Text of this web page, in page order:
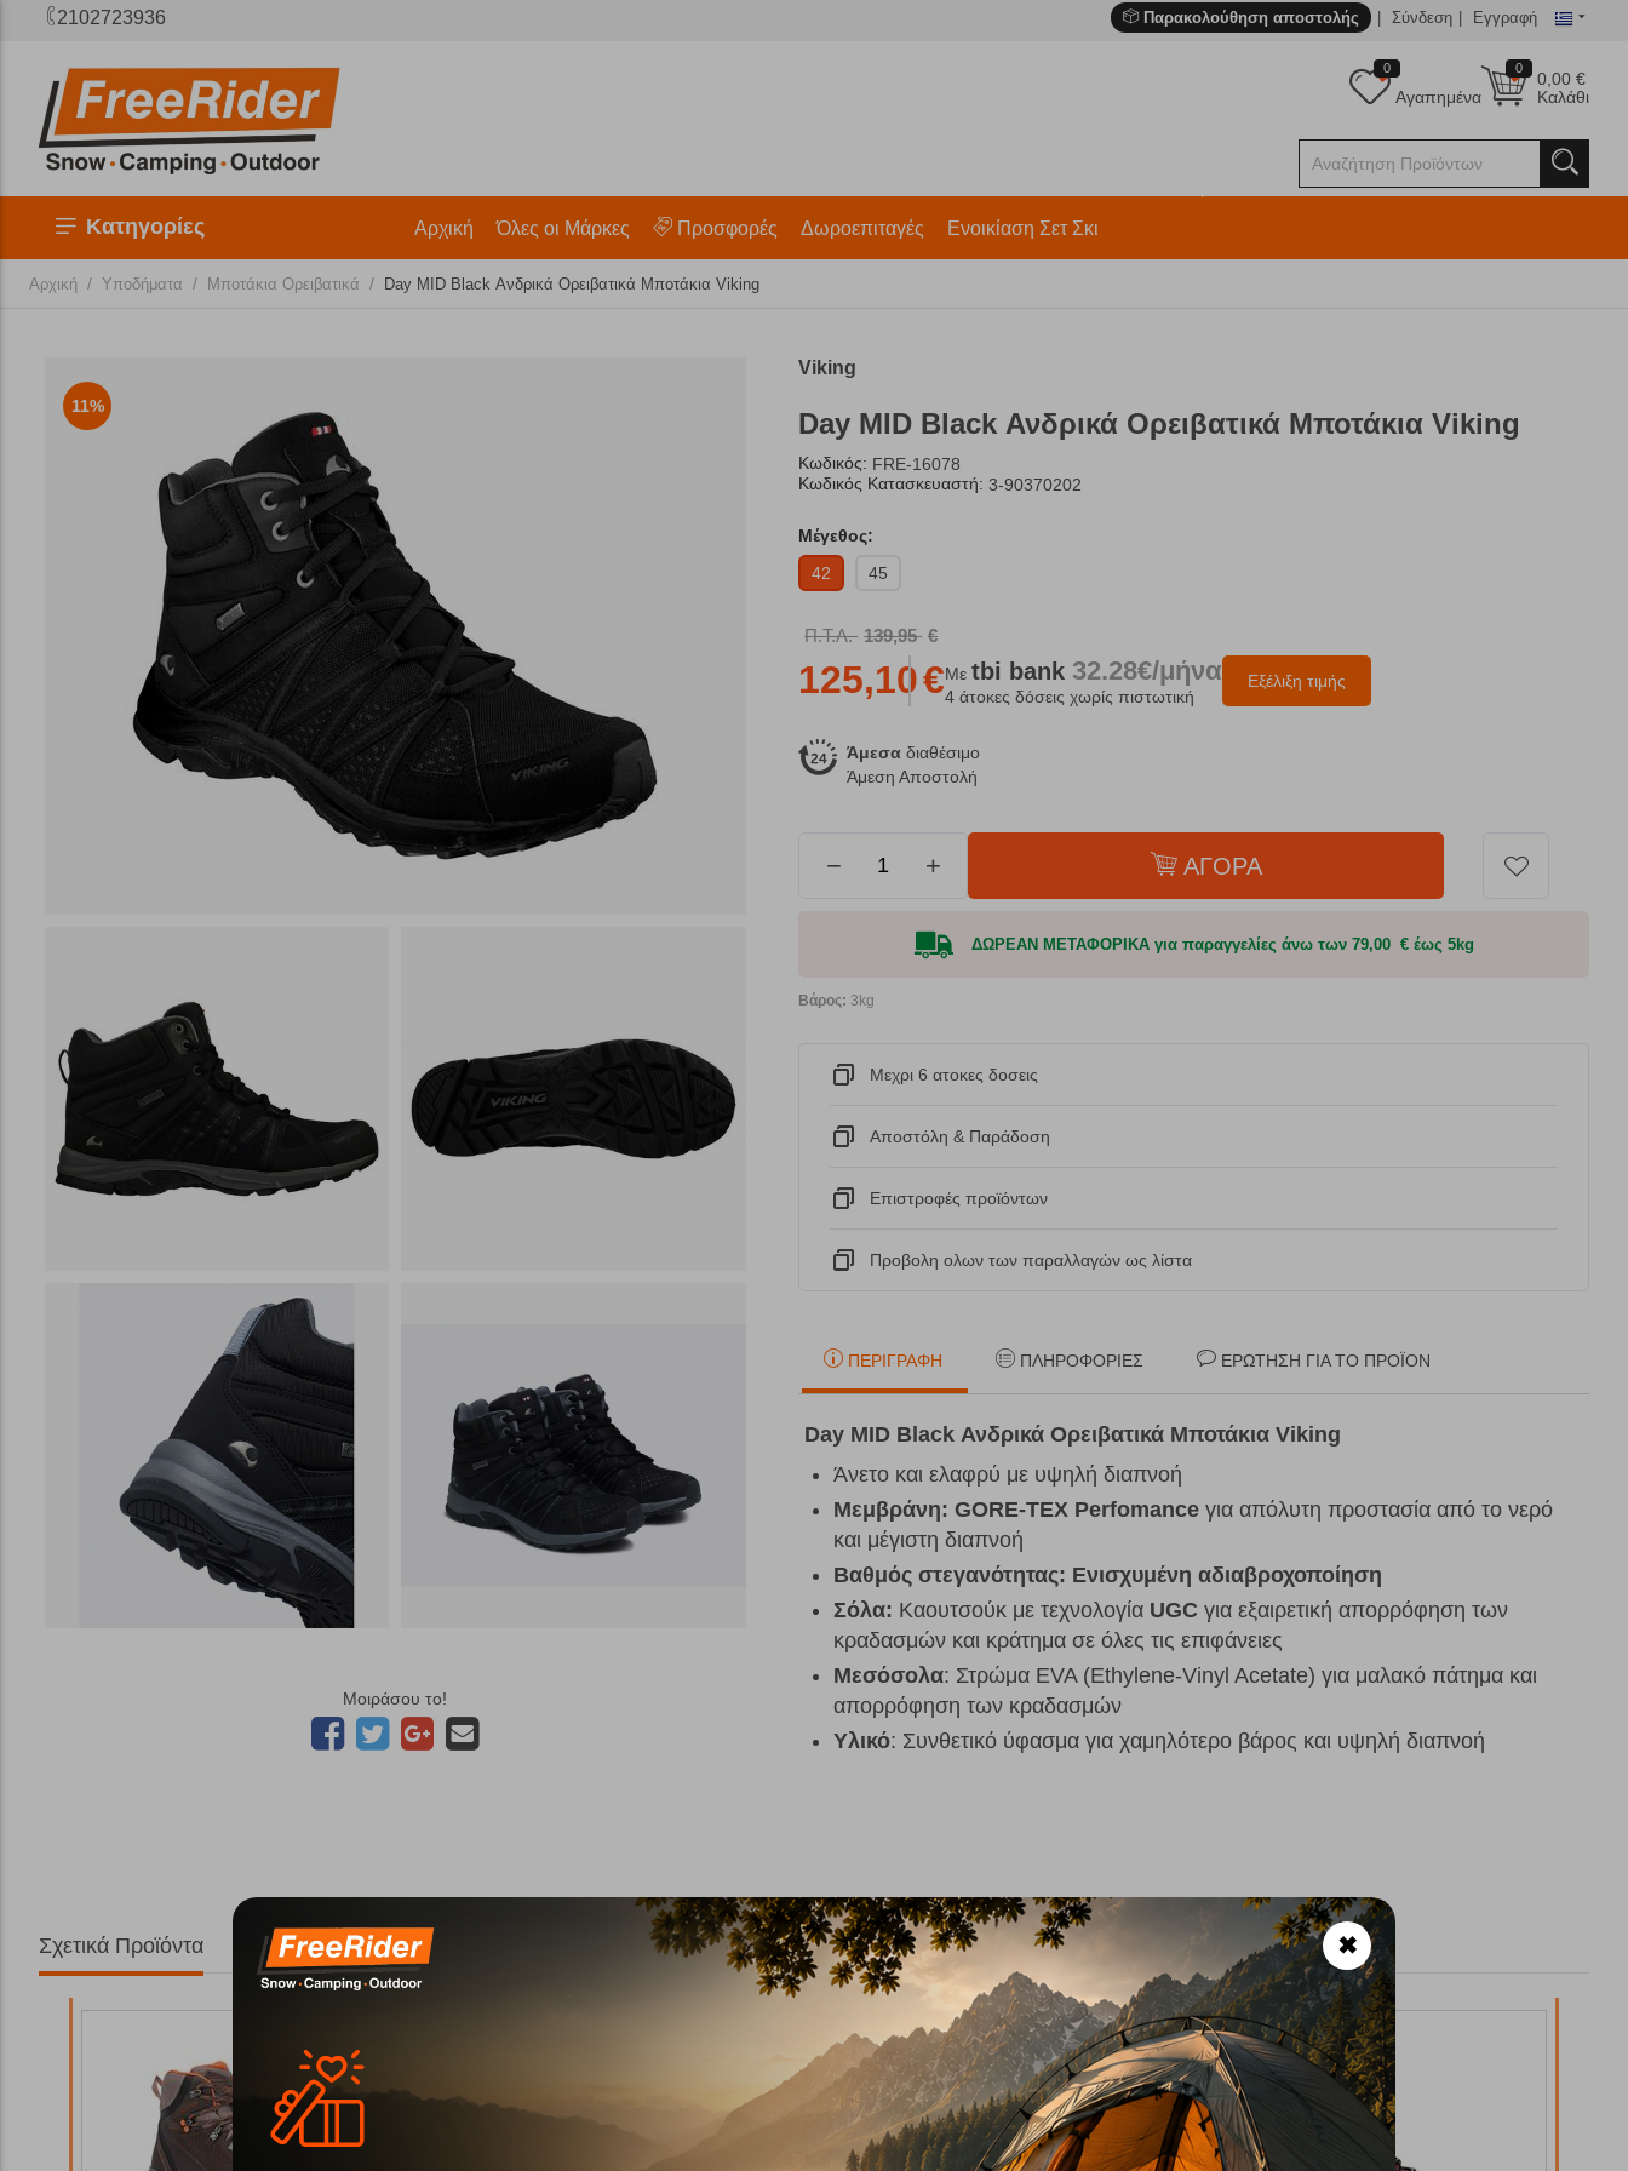
2102723936 Παρακολούθηση αποστολής Σύνδεση Εγγραφή
0
0,00€
Καλάθι
0
Αγαπημένα
Κατηγορίες Αρχική Όλες οι Μάρκες Προσφορές Δωροεπιταγές Ενοικίαση Σετ Σκι
Αρχική / Υποδήματα / Μποτάκια Ορειβατικά / Day MID Black Ανδρικά Ορειβατικά Μποτάκια Viking
11%
Μοιράσου το!
Viking
Day MID Black Ανδρικά Ορειβατικά Μποτάκια Viking
Κωδικός: FRE-16078
Κωδικός Κατασκευαστή: 3-90370202
Μέγεθος:
42
45
Π.Τ.Λ. 139,95 €
Εξέλιξη τιμής
125,10€Μεtbi bank 32.28€/μήνα
4 άτοκες δόσεις χωρίς πιστωτική
Άμεσα διαθέσιμο
Άμεση Αποστολή
− + ΑΓΟΡΑ
ΔΩΡΕΑΝ ΜΕΤΑΦΟΡΙΚΑ για παραγγελίες άνω των 79,00 € έως 5kg
Βάρος: 3kg
Μεχρι 6 ατοκες δοσεις
Αποστόλη & Παράδοση
Eπιστροφές προϊόντων
Προβολη ολων των παραλλαγών ως λίστα
ΠΕΡΙΓΡΑΦΉ ΠΛΗΡΟΦΟΡΊΕΣ ΕΡΏΤΗΣΗ ΓΙΑ ΤΟ ΠΡΟΪΌΝ
Day MID Black Ανδρικά Ορειβατικά Μποτάκια Viking
Άνετο και ελαφρύ με υψηλή διαπνοή
Μεμβράνη: GORE-TEX Perfomanceγια απόλυτη προστασία από το νερό
και μέγιστη διαπνοή
Βαθμός στεγανότητας: Ενισχυμένη αδιαβροχοποίηση
Σόλα: Καουτσούκ με τεχνολογία UGC για εξαιρετική απορρόφηση των
κραδασμών και κράτημα σε όλες τις επιφάνειες
Μεσόσολα: Στρώμα EVA (Ethylene-Vinyl Acetate) για μαλακό πάτημα και
απορρόφηση των κραδασμών
Υλικό: Συνθετικό ύφασμα για χαμηλότερο βάρος και υψηλή διαπνοή
Σχετικά Προϊόντα ✖